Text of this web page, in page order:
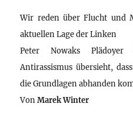
Wir reden über Flucht und
aktuellen Lage der Linken
Peter Nowaks
Antirassismus übersieht,
die Grundlagen abhanden
VonMarek Winter